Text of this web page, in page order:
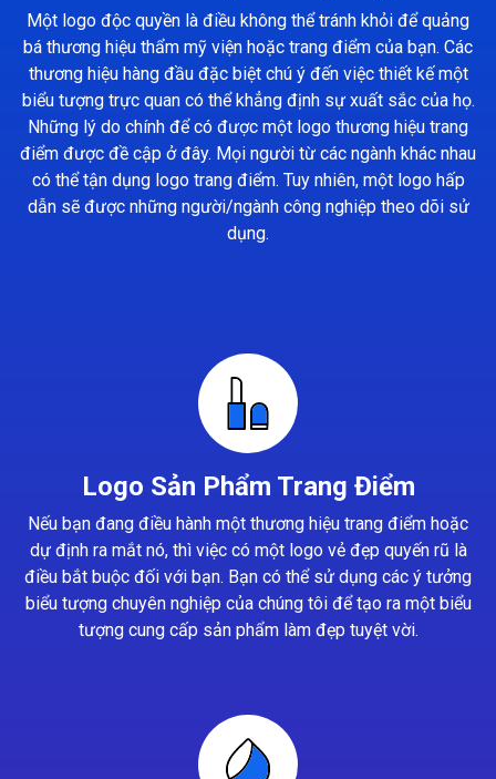
Một logo độc quyền là điều không thể tránh khỏi để quảng
bá thương hiệu thẩm mỹ viện hoặc trang điểm của bạn. Các
thương hiệu hàng đầu đặc biệt chú ý đến việc thiết kế một
biểu tượng trực quan có thể khẳng định sự xuất sắc của họ.
Những lý do chính để có được một logo thương hiệu trang
điểm được đề cập ở đây. Mọi người từ các ngành khác nhau
có thể tận dụng logo trang điểm. Tuy nhiên, một logo hấp
dẫn sẽ được những người/ngành công nghiệp theo dõi sử
dụng.
Logo Sản Phẩm Trang Điểm
Nếu bạn đang điều hành một thương hiệu trang điểm hoặc
dự định ra mắt nó, thì việc có một logo vẻ đẹp quyến rũ là
điều bắt buộc đối với bạn. Bạn có thể sử dụng các ý tưởng
biểu tượng chuyên nghiệp của chúng tôi để tạo ra một biểu
tượng cung cấp sản phẩm làm đẹp tuyệt vời.